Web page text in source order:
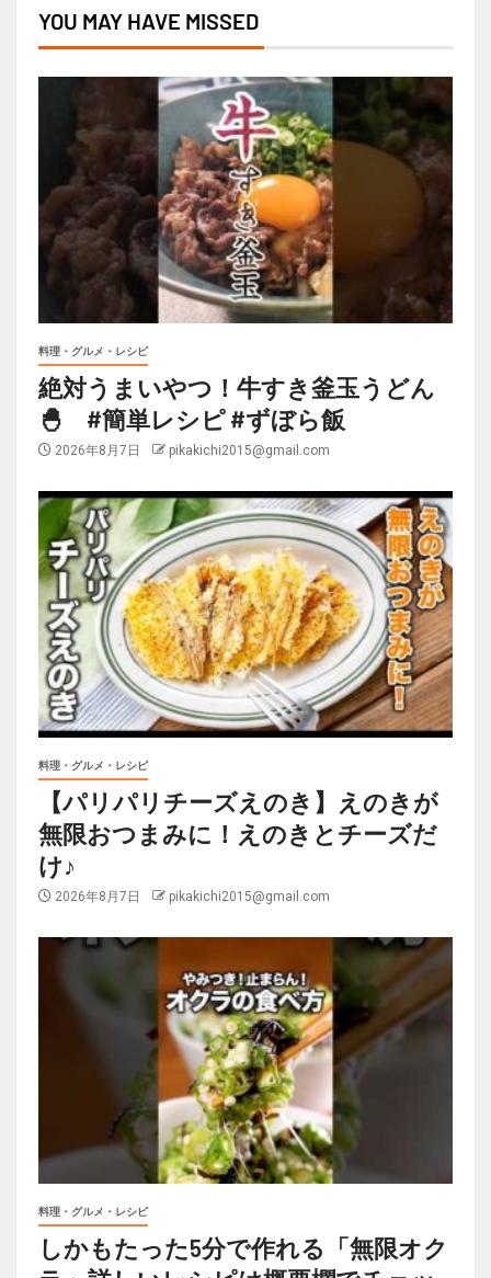
YOU MAY HAVE MISSED
料理・グルメ・レシピ
絶対うまいやつ！牛すき釜玉うどん
🐣 #簡単レシピ #ずぼら飯
2026年8月7日 pikakichi2015@gmail.com
料理・グルメ・レシピ
【パリパリチーズえのき】えのきが
無限おつまみに！えのきとチーズだ
け♪
2026年8月7日 pikakichi2015@gmail.com
料理・グルメ・レシピ
しかもたった5分で作れる「無限オク